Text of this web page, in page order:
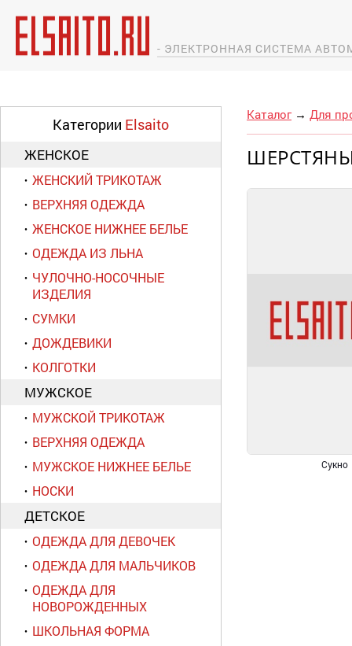
- ЭЛЕКТРОННАЯ СИСТЕМА
Категории Elsaito
ЖЕНСКОЕ
ЖЕНСКИЙ ТРИКОТАЖ
ВЕРХНЯЯ ОДЕЖДА
ЖЕНСКОЕ НИЖНЕЕ БЕЛЬЕ
ОДЕЖДА ИЗ ЛЬНА
ЧУЛОЧНО-НОСОЧНЫЕ
ИЗДЕЛИЯ
СУМКИ
ДОЖДЕВИКИ
КОЛГОТКИ
МУЖСКОЕ
МУЖСКОЙ ТРИКОТАЖ
ВЕРХНЯЯ ОДЕЖДА
МУЖСКОЕ НИЖНЕЕ БЕЛЬЕ
НОСКИ
ДЕТСКОЕ
ОДЕЖДА ДЛЯ ДЕВОЧЕК
ОДЕЖДА ДЛЯ МАЛЬЧИКОВ
ОДЕЖДА ДЛЯ
НОВОРОЖДЕННЫХ
ШКОЛЬНАЯ ФОРМА
Каталог → Для
Сукно